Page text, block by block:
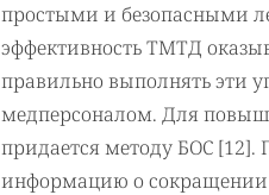
простыми и безопасными
эффективность ТМТД
правильно выполнять эти
медперсоналом. Для
придается методу БОС
информацию о сокращении